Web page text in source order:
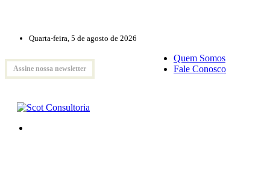
Quarta-feira, 5 de agosto de 2026
Assine nossa newsletter
Quem Somos
Fale Conosco